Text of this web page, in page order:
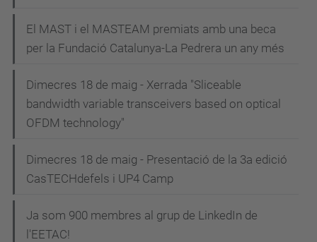
g
c
El MAST i el MASTEAM premiats amb una beca
per la Fundació Catalunya-La Pedrera un any més
Dimecres 18 de maig - Xerrada "Sliceable
bandwidth variable transceivers based on optical
OFDM technology"
Dimecres 18 de maig - Presentació de la 3a edició
CasTECHdefels i UP4 Camp
Ja som 900 membres al grup de LinkedIn de
l'EETAC!